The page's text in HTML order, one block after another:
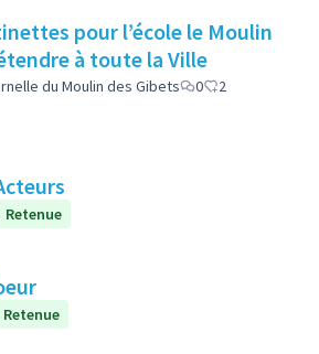
pour l’école le Moulin
à toute la Ville
du Moulin des Gibets 0
2
Retenue
Retenue